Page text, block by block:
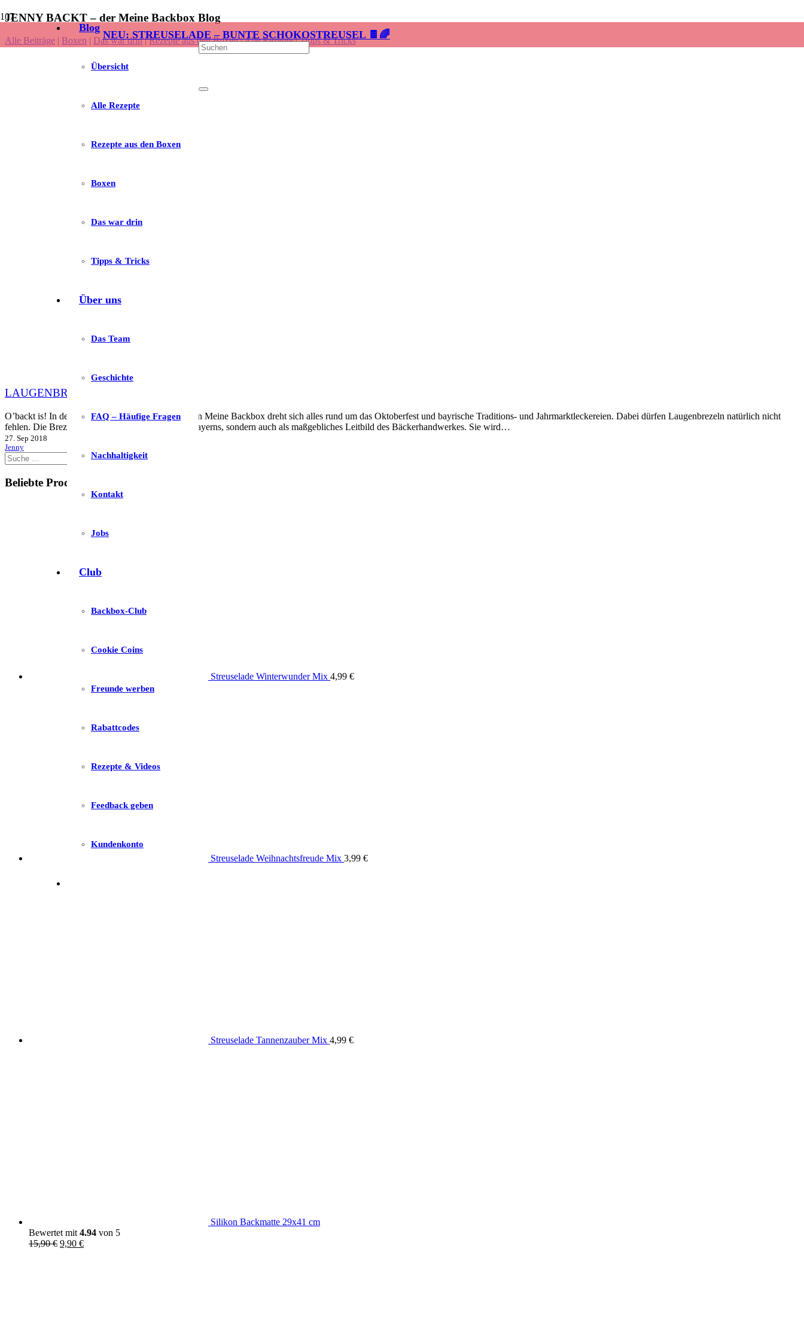
NEU: STREUSELADE – BUNTE SCHOKOSTREUSEL 🍫🌈
Blog
Übersicht
Alle Rezepte
Rezepte aus den Boxen
Boxen
Das war drin
Tipps & Tricks
Über uns
Das Team
Geschichte
FAQ – Häufige Fragen
Nachhaltigkeit
Kontakt
Jobs
Club
Backbox-Club
Cookie Coins
Freunde werben
Rabattcodes
Rezepte & Videos
Feedback geben
Kundenkonto
JENNY BACKT – der Meine Backbox Blog
Alle Beiträge | Boxen | Das war drin|Rezepte aus den Boxen|Alle Rezepte|Tipps & Tricks
LAUGENBREZELN MIT SESAM
O’backt is! In der aktuellen September Ausgabe von Meine Backbox dreht sich alles rund um das Oktoberfest und bayrische Traditions- und Jahrmarktleckereien. Dabei dürfen Laugenbrezeln natürlich nicht
fehlen. Die Brezel gilt nicht nur als Wahrzeichen Bayerns, sondern auch als maßgebliches Leitbild des Bäckerhandwerkes. Sie wird…
27. Sep 2018
Jenny
Suche
nach:
Beliebte Produkte
Streuselade Winterwunder Mix 4,99 €
Streuselade Weihnachtsfreude Mix 3,99 €
Streuselade Tannenzauber Mix 4,99 €
Silikon Backmatte 29x41 cm
Bewertet mit 4.94 von 5
15,90€ Ursprünglicher
9,90 €Aktueller